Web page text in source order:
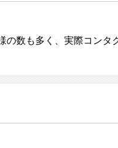
の数も多く、実際コン